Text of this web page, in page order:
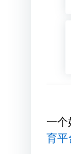
一个
育平